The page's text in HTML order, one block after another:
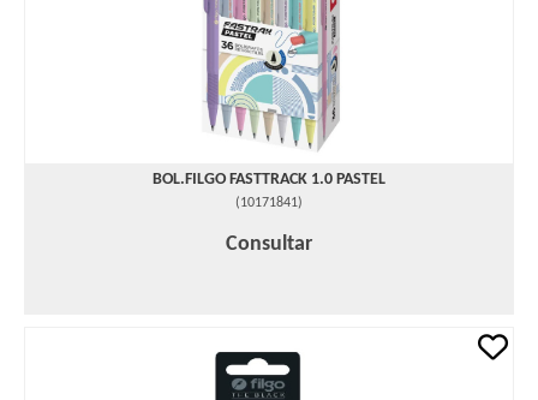
BOL.FILGO FASTTRACK 1.0 PASTEL
(10171841)
Consultar